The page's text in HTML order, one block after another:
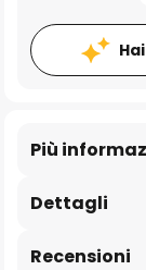
Dettagli
Più
Recensioni